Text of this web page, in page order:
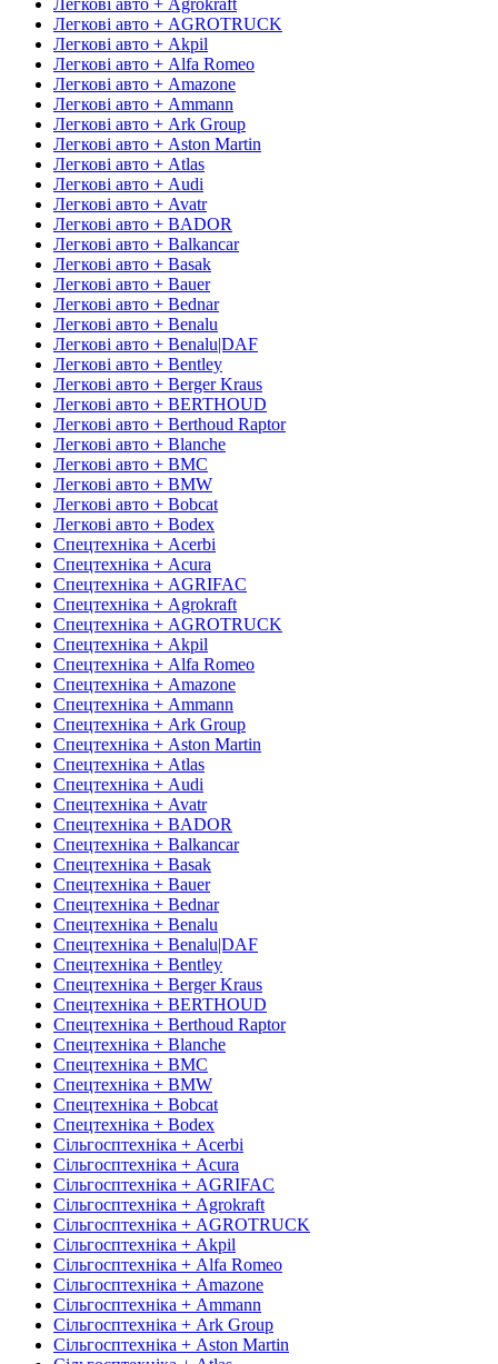
Легкові авто + AGROTRUCK
Легкові авто + Akpil
Легкові авто + Alfa Romeo
Легкові авто + Amazone
Легкові авто + Ammann
Легкові авто + Ark Group
Легкові авто + Aston Martin
Легкові авто + Atlas
Легкові авто + Audi
Легкові авто + Avatr
Легкові авто + BADOR
Легкові авто + Balkancar
Легкові авто + Basak
Легкові авто + Bauer
Легкові авто + Bednar
Легкові авто + Benalu
Легкові авто + Benalu|DAF
Легкові авто + Bentley
Легкові авто + Berger Kraus
Легкові авто + BERTHOUD
Легкові авто + Berthoud Raptor
Легкові авто + Blanche
Легкові авто + BMC
Легкові авто + BMW
Легкові авто + Bobcat
Легкові авто + Bodex
Спецтехніка + Acerbi
Спецтехніка + Acura
Спецтехніка + AGRIFAC
Спецтехніка + Agrokraft
Спецтехніка + AGROTRUCK
Спецтехніка + Akpil
Спецтехніка + Alfa Romeo
Спецтехніка + Amazone
Спецтехніка + Ammann
Спецтехніка + Ark Group
Спецтехніка + Aston Martin
Спецтехніка + Atlas
Спецтехніка + Audi
Спецтехніка + Avatr
Спецтехніка + BADOR
Спецтехніка + Balkancar
Спецтехніка + Basak
Спецтехніка + Bauer
Спецтехніка + Bednar
Спецтехніка + Benalu
Спецтехніка + Benalu|DAF
Спецтехніка + Bentley
Спецтехніка + Berger Kraus
Спецтехніка + BERTHOUD
Спецтехніка + Berthoud Raptor
Спецтехніка + Blanche
Спецтехніка + BMC
Спецтехніка + BMW
Спецтехніка + Bobcat
Спецтехніка + Bodex
Сільгосптехніка + Acerbi
Сільгосптехніка + Acura
Сільгосптехніка + AGRIFAC
Сільгосптехніка + Agrokraft
Сільгосптехніка + AGROTRUCK
Сільгосптехніка + Akpil
Сільгосптехніка + Alfa Romeo
Сільгосптехніка + Amazone
Сільгосптехніка + Ammann
Сільгосптехніка + Ark Group
Сільгосптехніка + Aston Martin